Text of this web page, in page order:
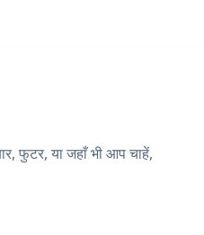
फुटर, या जहाँ भी आप चाहें,